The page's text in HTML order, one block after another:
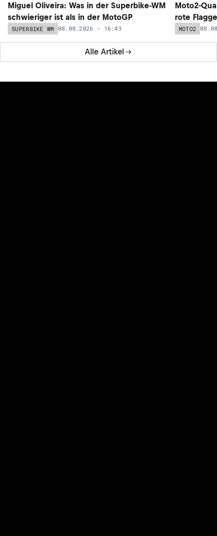
Alle Artikel
Miguel Oliveira: Was in der Superbike-WM
schwieriger ist als in der MotoGP
SUPERBIKE WM 08.08.2026 - 16:43
Moto2-
rote
MOTO2